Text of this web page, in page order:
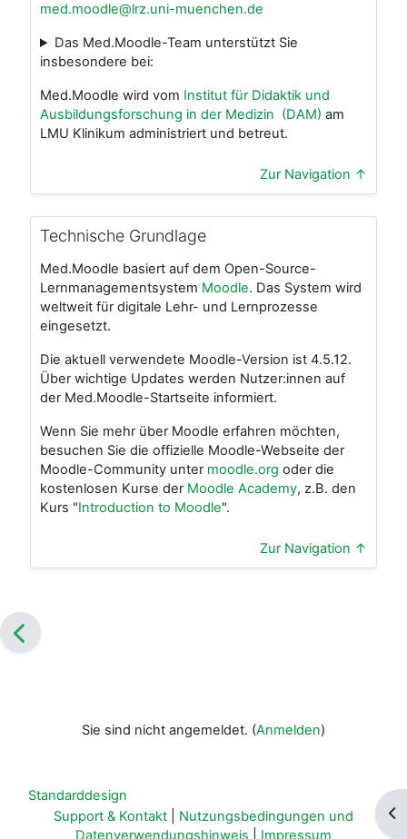
med.moodle@lrz.uni-muenchen.de
Das Med.Moodle-Team unterstützt Sie
insbesondere bei:
Med.Moodle wird vom Institut für Didaktik und
Ausbildungsforschung in der Medizin (DAM) am
LMU Klinikum administriert und betreut.
Zur Navigation ↑
Technische Grundlage
Med.Moodle basiert auf dem Open-Source-
Lernmanagementsystem Moodle. Das System wird
weltweit für digitale Lehr- und Lernprozesse
eingesetzt.
Die aktuell verwendete Moodle-Version ist 4.5.12.
Über wichtige Updates werden Nutzer:innen auf
der Med.Moodle-Startseite informiert.
Wenn Sie mehr über Moodle erfahren möchten,
besuchen Sie die offizielle Moodle-Webseite der
Moodle-Community unter moodle.org oder die
kostenlosen Kurse der Moodle Academy, z.B. den
Kurs "Introduction to Moodle".
Zur Navigation ↑
Sie sind nicht angemeldet. (Anmelden)
Standarddesign
Support & Kontakt
Nutzungsbedingungen und
Datenverwendungshinweis
Impressum